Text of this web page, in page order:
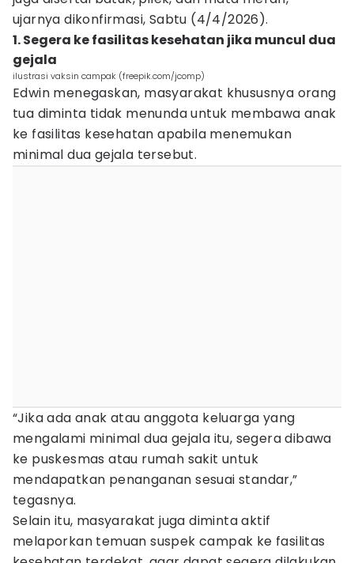
ujarnya dikonfirmasi, Sabtu (4/4/2026).
1. Segera ke fasilitas kesehatan jika muncul dua
gejala
ilustrasi vaksin campak (freepik.com/jcomp)
Edwin menegaskan, masyarakat khususnya orang
tua diminta tidak menunda untuk membawa anak
ke fasilitas kesehatan apabila menemukan
minimal dua gejala tersebut.
“Jika ada anak atau anggota keluarga yang
mengalami minimal dua gejala itu, segera dibawa
ke puskesmas atau rumah sakit untuk
mendapatkan penanganan sesuai standar,”
tegasnya.
Selain itu, masyarakat juga diminta aktif
melaporkan temuan suspek campak ke fasilitas